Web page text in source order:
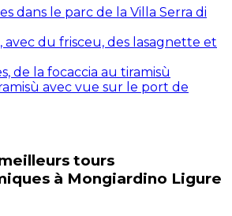
dans le parc de la Villa Serra di
avec du frisceu, des lasagnette et
de la focaccia au tiramisù
avec vue sur le port de
tours
à Mongiardino Ligure